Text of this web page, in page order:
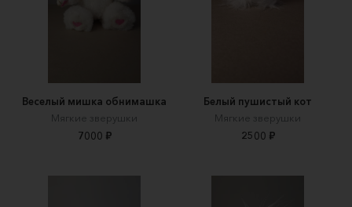
Веселый мишка обнимашка
Мягкие зверушки
7000 ₽
Белый пушистый кот
Мягкие зверушки
2500 ₽